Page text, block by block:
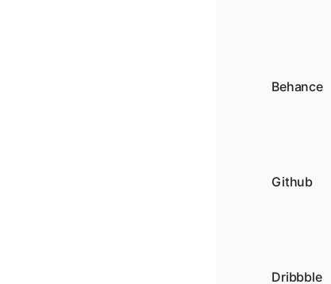
Behance
Github
Dribbble